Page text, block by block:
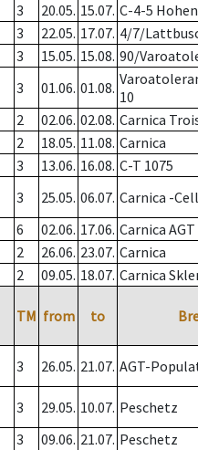
3 20.05. 15.07. C-4-5
3 22.05. 17.07. 4/7/
3 15.05. 15.08. 90/
3 01.06. 01.08. 10
2 02.06. 02.08. Carnica
2 18.05. 11.08. Carnica
3 13.06. 16.08. C-T 1075
3 25.05. 06.07. Carnica -
6 02.06. 17.06. Carnica AGT
2 26.06. 23.07. Carnica
2 09.05. 18.07. Carnica
TM from to
3 26.05. 21.07. AGT-
3 29.05. 10.07. Peschetz
3 09.06. 21.07. Peschetz